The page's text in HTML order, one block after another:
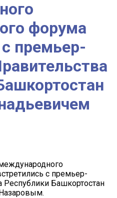
форума
премьер-
с премьер-
Республики Башкортостан